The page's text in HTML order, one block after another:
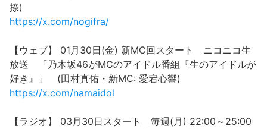
捺)
https://x.com/nogifra/
【ウェブ】 01月30日(金) 新MC回スタート ニコニコ生
放送 「乃木坂46がMCのアイドル番組『生のアイドルが
好き』」 (田村真佑・新MC: 愛宕心響)
https://x.com/namaidol
【ラジオ】 03月30日スタート 毎週(月) 22:00～25:00